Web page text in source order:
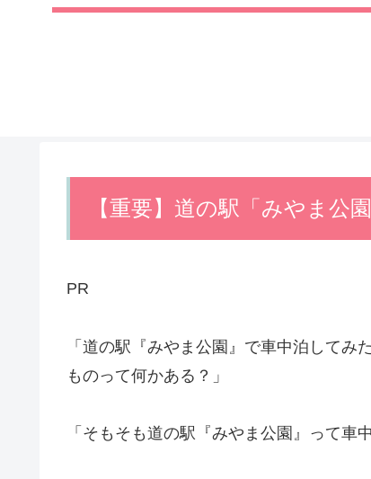
【重要】道の駅「みやま公
PR
「道の駅『みやま公園』で車中泊して
ものって何かある？」
「そもそも道の駅『みやま公園』って